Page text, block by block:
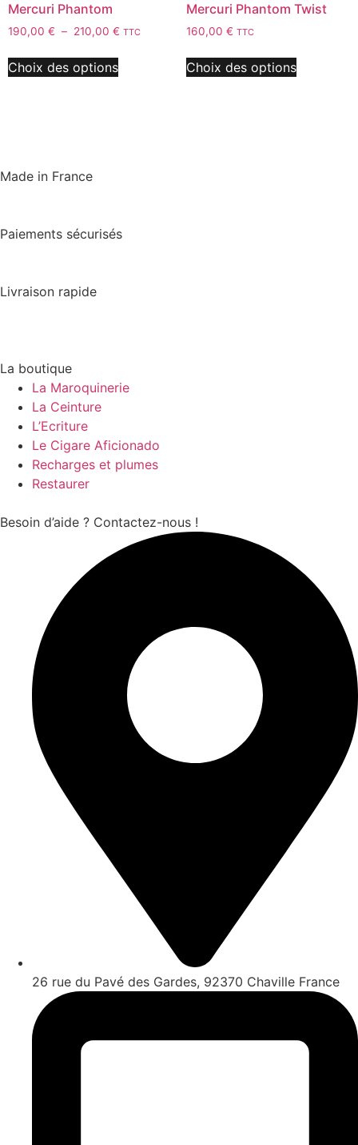
Mercuri Phantom
190,00 € – 210,00 € TTC
Choix des options
Mercuri Phantom Twist
160,00 € TTC
Choix des options
Made in France
Paiements sécurisés
Livraison rapide
La boutique
La Maroquinerie
La Ceinture
L’Ecriture
Le Cigare Aficionado
Recharges et plumes
Restaurer
Besoin d’aide ? Contactez-nous !
26 rue du Pavé des Gardes, 92370 Chaville France